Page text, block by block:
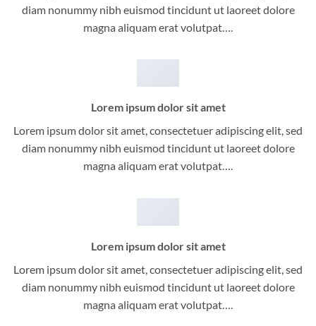
diam nonummy nibh euismod tincidunt ut laoreet dolore
magna aliquam erat volutpat….
Lorem ipsum dolor sit amet
Lorem ipsum dolor sit amet, consectetuer adipiscing elit, sed
diam nonummy nibh euismod tincidunt ut laoreet dolore
magna aliquam erat volutpat….
Lorem ipsum dolor sit amet
Lorem ipsum dolor sit amet, consectetuer adipiscing elit, sed
diam nonummy nibh euismod tincidunt ut laoreet dolore
magna aliquam erat volutpat….